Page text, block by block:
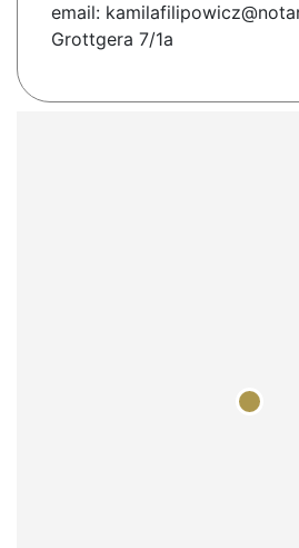
email:
Grottgera 7/1a